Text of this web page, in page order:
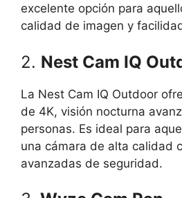
excelente opción para
calidad de imagen y
2. Nest Cam IQ
La Nest Cam IQ Outdoor
de 4K, visión nocturna
personas. Es ideal para
una cámara de alta calidad
avanzadas de seguridad.